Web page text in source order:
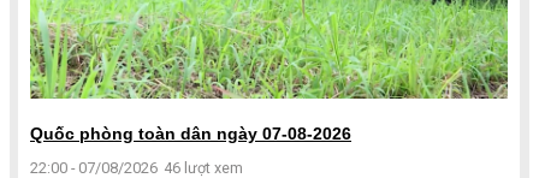
Quốc phòng toàn dân ngày 07-08-2026
22:00 - 07/08/2026 46 lượt xem